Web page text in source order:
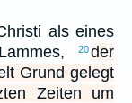
als eines
20der
Grund gelegt
Zeiten um